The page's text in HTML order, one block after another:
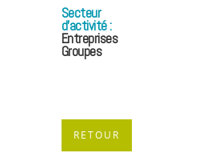
Secteur
d’activité :
Entreprises
Groupes
RETOUR